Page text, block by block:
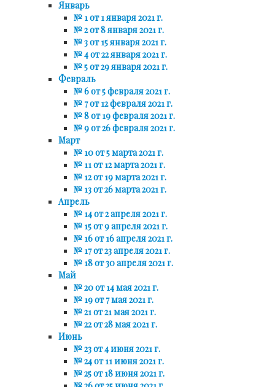
Январь
№ 1 от 1 января 2021 г.
№ 2 от 8 января 2021 г.
№ 3 от 15 января 2021 г.
№ 4 от 22 января 2021 г.
№ 5 от 29 января 2021 г.
Февраль
№ 6 от 5 февраля 2021 г.
№ 7 от 12 февраля 2021 г.
№ 8 от 19 февраля 2021 г.
№ 9 от 26 февраля 2021 г.
Март
№ 10 от 5 марта 2021 г.
№ 11 от 12 марта 2021 г.
№ 12 от 19 марта 2021 г.
№ 13 от 26 марта 2021 г.
Апрель
№ 14 от 2 апреля 2021 г.
№ 15 от 9 апреля 2021 г.
№ 16 от 16 апреля 2021 г.
№ 17 от 23 апреля 2021 г.
№ 18 от 30 апреля 2021 г.
Май
№ 20 от 14 мая 2021 г.
№ 19 от 7 мая 2021 г.
№ 21 от 21 мая 2021 г.
№ 22 от 28 мая 2021 г.
Июнь
№ 23 от 4 июня 2021 г.
№ 24 от 11 июня 2021 г.
№ 25 от 18 июня 2021 г.